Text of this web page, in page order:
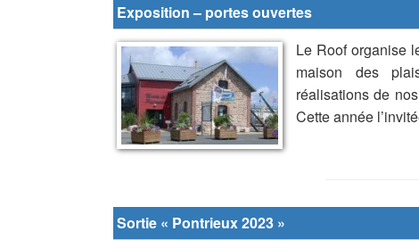
Exposition – portes ouvertes
Le Roof organise
maison des
réalisations de
Cette année
Sortie « Pontrieux 2023 »